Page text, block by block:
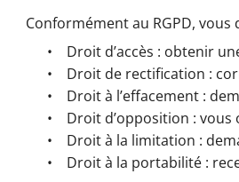
Conformément au RGPD,
•
Droit d’accès : obtenir
•
Droit de rectification :
•
Droit à l’effacement :
•
Droit d’opposition :
•
Droit à la limitation :
•
Droit à la portabilité :